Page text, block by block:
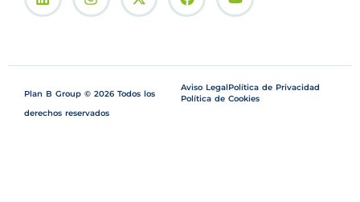
Plan B Group © 2026 Todos los
derechos reservados
Aviso LegalPolítica de Privacidad
Política de Cookies